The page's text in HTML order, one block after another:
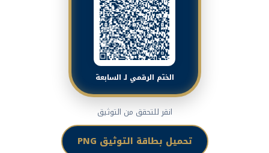
الختم الرقمي لـ السابعة
انقر للتحقق من التوثيق
تحميل بطاقة التوثيق PNG